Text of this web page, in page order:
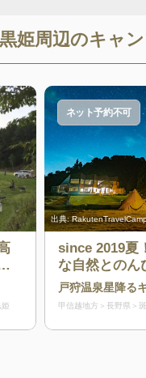
姫周辺のキャ
出典:
ネット予約不可
since 2019夏
な自然とのん
戸狩温泉星降る
甲信越地方 長野県